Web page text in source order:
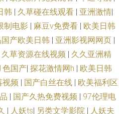
韩 | 久草碰在线观看 | 亚洲激情|
制电影 | 麻豆v免费看 | 欧美日韩
产欧美日韩 | 亚洲影视网网页 |
久草资源在线视频 | 久久亚洲精
色国产| 探花激情网h | 欧美日韩
视频 | 国产白丝在线 | 欧美福利区
| 国产久热免费视频 | 97伦理电
| 人妖ts| 另类文学影院 | 人妖夫